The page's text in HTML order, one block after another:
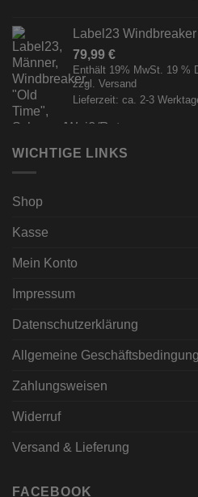
Label23
79,99 €
Enthält 19% MwSt. 19 %
zzgl. Versand
Lieferzeit: ca. 2-3
WICHTIGE LINKS
Shop
Kasse
Mein Konto
Impressum
Datenschutzerklärung
Allgemeine
Zahlungsweisen
Widerruf
Versand & Lieferung
FACEBOOK